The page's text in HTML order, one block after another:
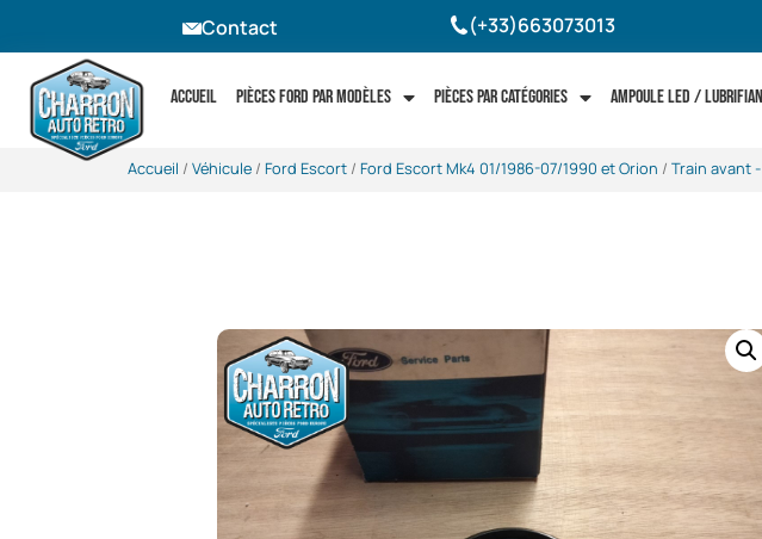
Contact (+33)663073013
Accueil Pièces Ford par modèles Pièces par catégories Ampoule LED /
Accueil / Véhicule / Ford Escort / Ford Escort Mk4 01/1986-07/1990 et Orion / Train avant